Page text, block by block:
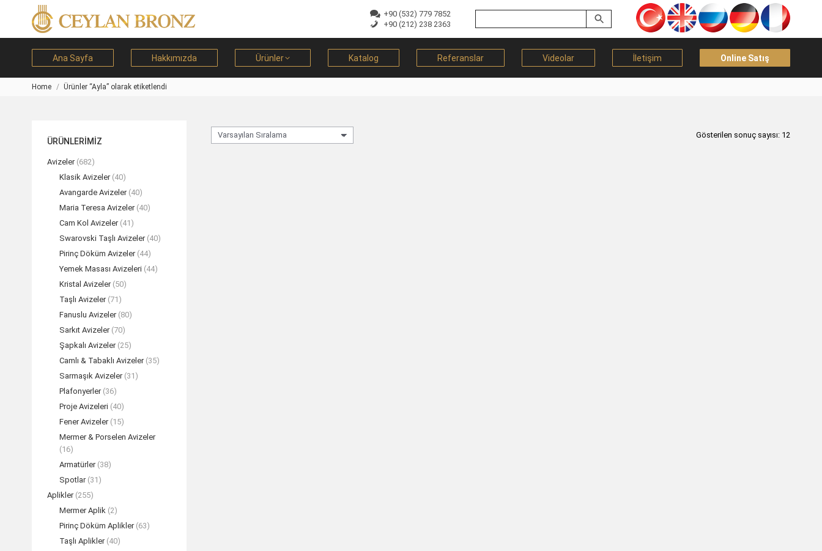
+90 (532) 779 7852
+90 (212) 238 2363
Ana Sayfa Hakkımızda Ürünler Katalog Referanslar Videolar İletişim Online Satış
You are here:
Home Ürünler “Ayla” olarak etiketlendi
Gösterilen sonuç sayısı: 12
ÜRÜNLERİMİZ
Avizeler (682)
Klasik Avizeler (40)
Avangarde Avizeler (40)
Maria Teresa Avizeler (40)
Cam Kol Avizeler (41)
Swarovski Taşlı Avizeler (40)
Pirinç Döküm Avizeler (44)
Yemek Masası Avizeleri (44)
Kristal Avizeler (50)
Taşlı Avizeler (71)
Fanuslu Avizeler (80)
Sarkıt Avizeler (70)
Şapkalı Avizeler (25)
Camlı & Tabaklı Avizeler (35)
Sarmaşık Avizeler (31)
Plafonyerler (36)
Proje Avizeleri (40)
Fener Avizeler (15)
Mermer & Porselen Avizeler
(16)
Armatürler (38)
Spotlar (31)
Aplikler (255)
Mermer Aplik (2)
Pirinç Döküm Aplikler (63)
Taşlı Aplikler (40)